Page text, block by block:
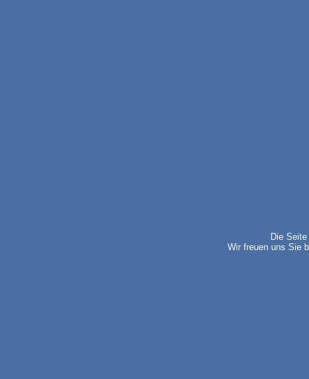
Die
Wir freuen uns Sie